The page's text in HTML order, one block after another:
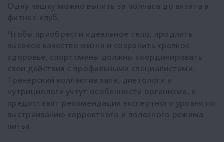
Одну чашку можно выпить за полчаса до визита в
фитнес-клуб.
Чтобы приобрести идеальное тело, продлить
высокое качество жизни и сохранить крепкое
здоровье, спортсмены должны координировать
свои действия с профильными специалистами.
Тренерский коллектив зала, диетологи и
нутрициологи учтут особенности организма, и
предоставят рекомендации экспертного уровня по
выстраиванию корректного и полезного режима
питья.